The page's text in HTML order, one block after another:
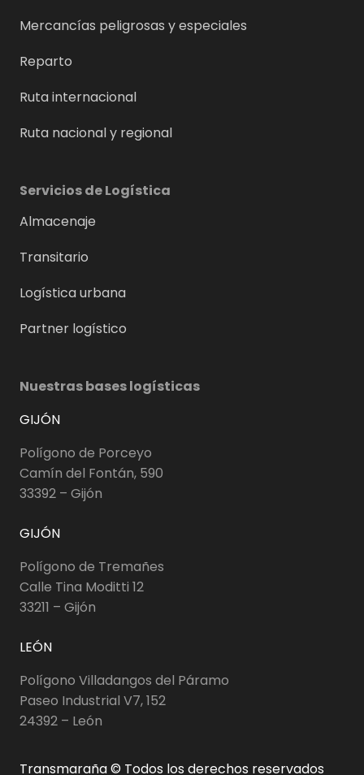
Mercancías peligrosas y especiales
Reparto
Ruta internacional
Ruta nacional y regional
Servicios de Logística
Almacenaje
Transitario
Logística urbana
Partner logístico
Nuestras bases logísticas
GIJÓN
Polígono de Porceyo
Camín del Fontán, 590
33392 – Gijón
GIJÓN
Polígono de Tremañes
Calle Tina Moditti 12
33211 – Gijón
LEÓN
Polígono Villadangos del Páramo
Paseo Industrial V7, 152
24392 – León
Transmaraña © Todos los derechos reservados